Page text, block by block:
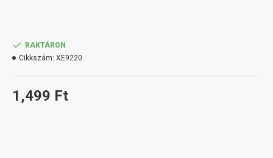
1,499 Ft
RAKTÁRON
Cikkszám: XE9220